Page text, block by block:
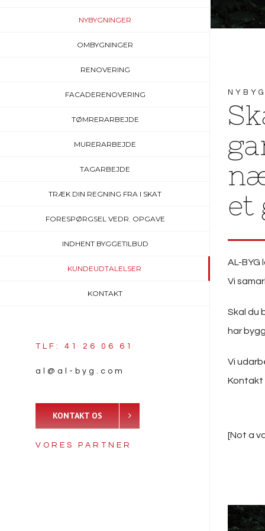
NYBYGNINGER
OMBYGNINGER
RENOVERING
FACADERENOVERING
TØMRERARBEJDE
MURERARBEJDE
TAGARBEJDE
TRÆK DIN REGNING FRA I SKAT
FORESPØRGSEL VEDR. OPGAVE
INDHENT BYGGETILBUD
KUNDEUDTALELSER
KONTAKT
TLF: 41 26 06 61
al@al-byg.com
KONTAKT OS
VORES PARTNER
et
AL-BYG
Vi
Skal du
har
Vi
Kontakt
[Not a